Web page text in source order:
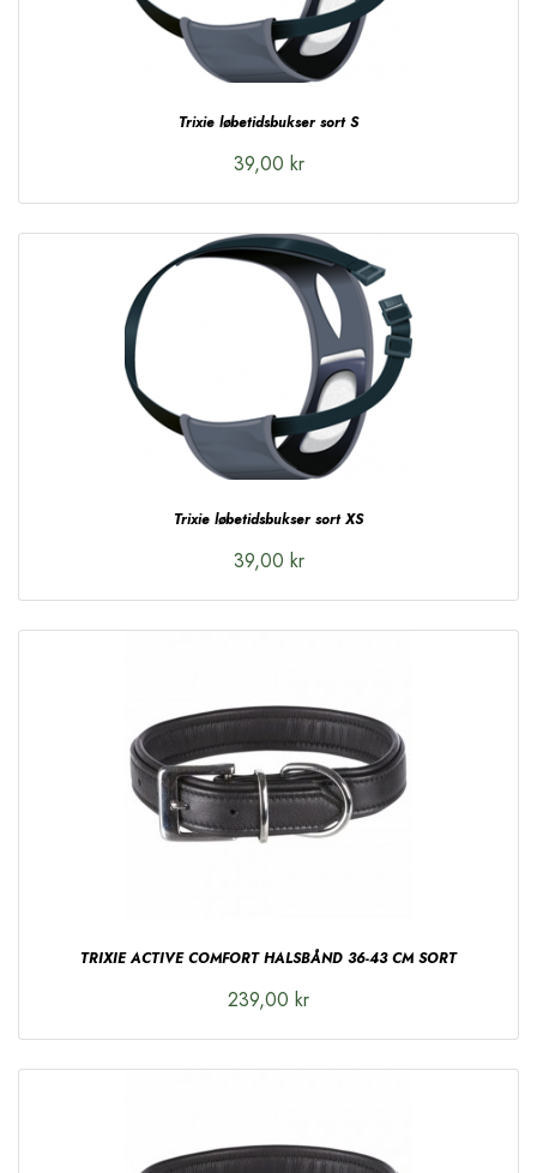
Trixie løbetidsbukser sort S
39,00 kr
Trixie løbetidsbukser sort XS
39,00 kr
TRIXIE ACTIVE COMFORT HALSBÅND 36-43 CM SORT
239,00 kr